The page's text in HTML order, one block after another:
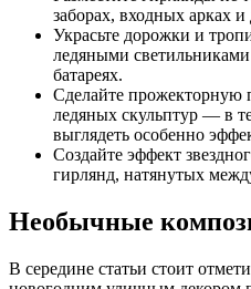
заборах, входных арках
Украсьте дорожки и
ледяными
батареях.
Сделайте прожекторную
ледяных скульптур — в
выглядеть особенно
Создайте эффект
гирлянд, натянутых
Необычные
В середине статьи стоит